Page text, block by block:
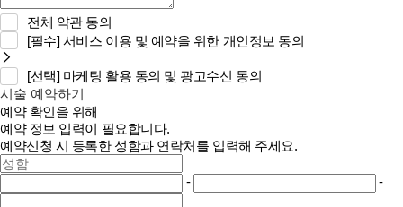
전체 약관 동의
[필수]서비스 이용 및 예약을 위한 개인정보 동의
[선택]마케팅 활용 동의 및 광고수신 동의
시술 예약하기
예약 확인을 위해
예약 정보 입력이 필요합니다.
예약신청 시 등록한 성함과 연락처를 입력해 주세요.
- -